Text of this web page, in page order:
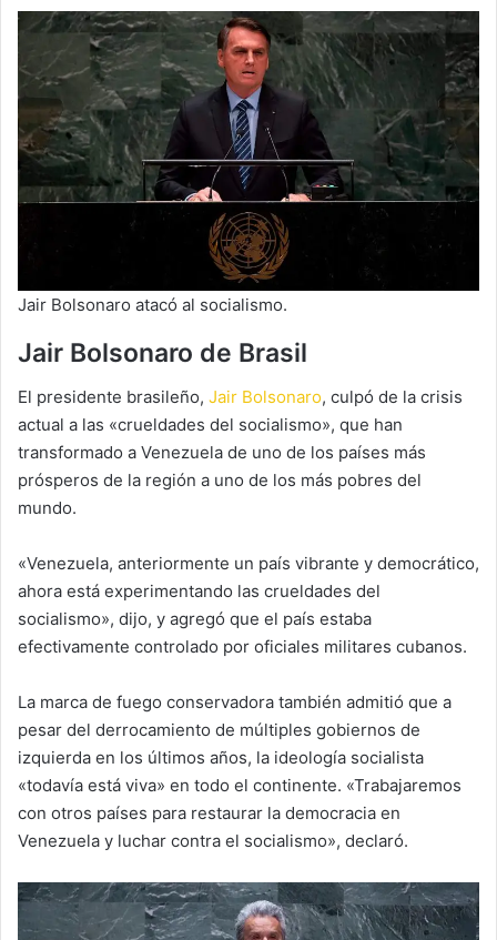
Jair Bolsonaro atacó al socialismo.
Jair Bolsonaro de Brasil
El presidente brasileño, Jair Bolsonaro, culpó de la crisis
actual a las «crueldades del socialismo», que han
transformado a Venezuela de uno de los países más
prósperos de la región a uno de los más pobres del
mundo.
«Venezuela, anteriormente un país vibrante y democrático,
ahora está experimentando las crueldades del
socialismo», dijo, y agregó que el país estaba
efectivamente controlado por oficiales militares cubanos.
La marca de fuego conservadora también admitió que a
pesar del derrocamiento de múltiples gobiernos de
izquierda en los últimos años, la ideología socialista
«todavía está viva» en todo el continente. «Trabajaremos
con otros países para restaurar la democracia en
Venezuela y luchar contra el socialismo», declaró.